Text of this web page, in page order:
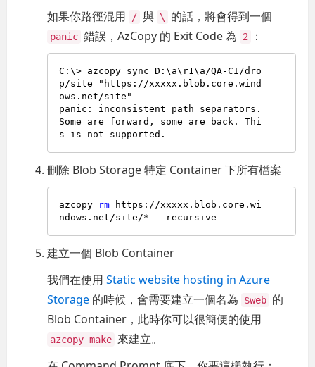
如果你路徑混用 / 與 \ 的話，將會得到一個
panic 錯誤，AzCopy 的 Exit Code 為 2 ：
C:\> azcopy sync D:\a\r1\a/QA-CI/dro
p/site "https://xxxxx.blob.core.wind
ows.net/site"
panic: inconsistent path separators.
Some are forward, some are back. Thi
刪除 Blob Storage 特定 Container 下所有檔案
azcopy rm https://xxxxx.blob.core.wi
建立一個 Blob Container
我們在使用Static website hosting in Azure
Storage 的時候，會需要建立一個名為 $web 的
Blob Container，此時你可以很簡便的使用
azcopy make 來建立。